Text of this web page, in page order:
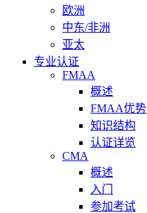
欧洲
中东/非洲
亚太
专业认证
FMAA
概述
FMAA优势
知识结构
认证详览
CMA
概述
入门
参加考试